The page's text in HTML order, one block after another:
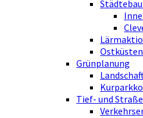
Grünplanung
Tief- und